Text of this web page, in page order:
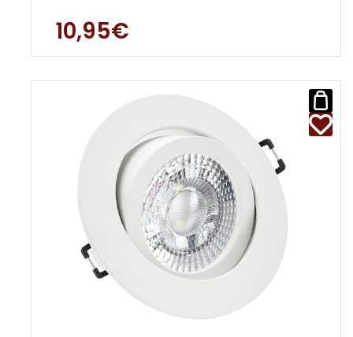
gerecht! S
10,95€